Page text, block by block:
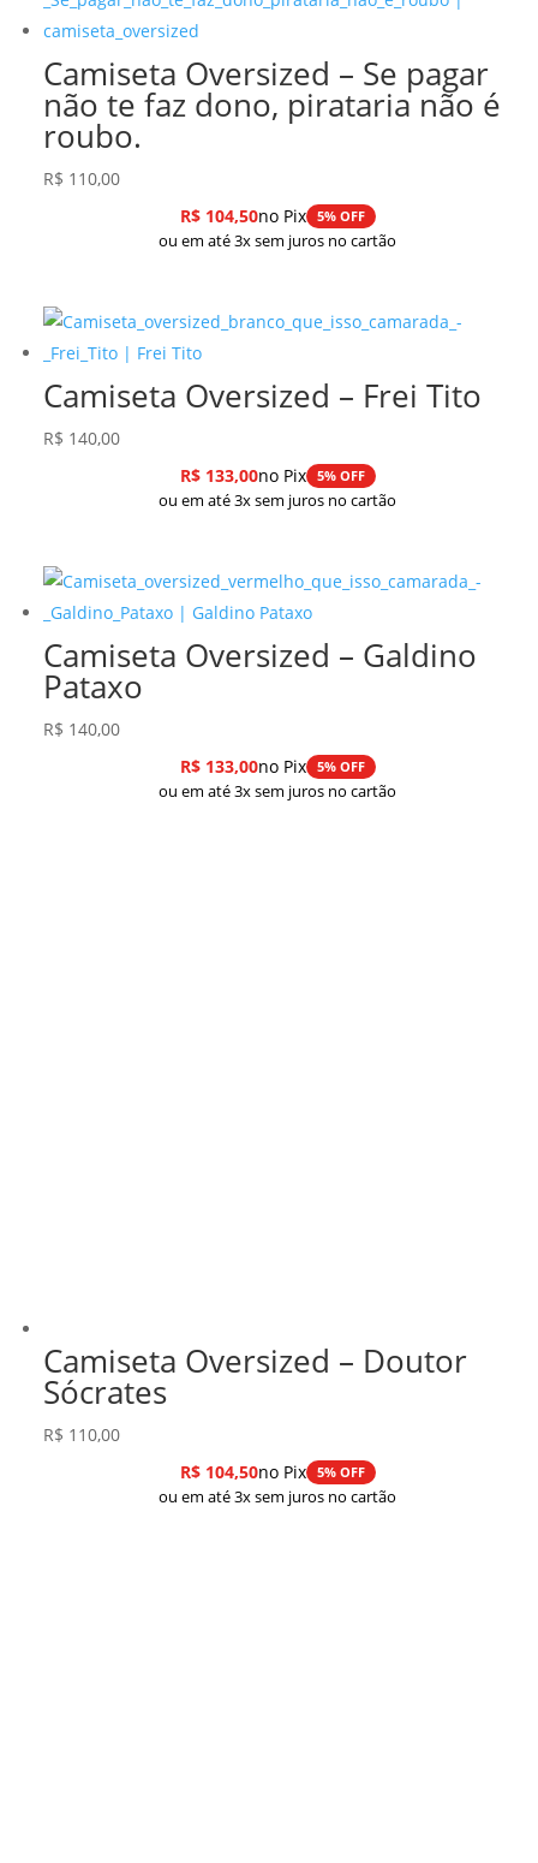
R$ 218,99.R$ 186,14.
Camiseta Oversized – Se pagar
não te faz dono, pirataria não é
roubo.
R$ 110,00
R$104,50no Pix 5% OFF
ou em até 3x sem juros no cartão
Camiseta Oversized – Frei Tito
R$ 140,00
R$133,00no Pix 5% OFF
ou em até 3x sem juros no cartão
Camiseta Oversized – Galdino
Pataxo
R$ 140,00
R$133,00no Pix 5% OFF
ou em até 3x sem juros no cartão
Camiseta Oversized – Doutor
Sócrates
R$ 110,00
R$104,50no Pix 5% OFF
ou em até 3x sem juros no cartão